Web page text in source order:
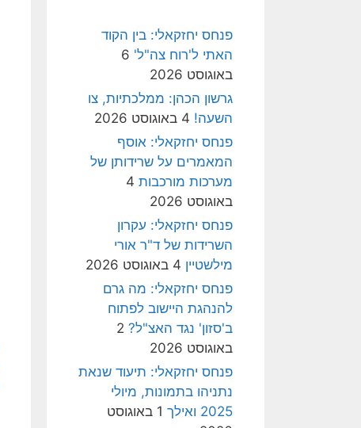
פנחס יחזקאלי: בין הקוד
האתי ל'רוח צה"ל' 6
באוגוסט 2026
גרשון הכהן: ממלכתיות, צו
השעה! 4 באוגוסט 2026
פנחס יחזקאלי: אוסף
המאמרים על שרידותן של
מערכות מורכבות 4
באוגוסט 2026
פנחס יחזקאלי: עקרון
השרידות של ד"ר אורי
מילשטיין 4 באוגוסט 2026
פנחס יחזקאלי: מה גרם
להנהגת היישוב לפתוח
ב'סזון' נגד האצ"ל? 2
באוגוסט 2026
פנחס יחזקאלי: תיעוד שנאת
נתניהו בתמונות, מיולי
2025 ואילך
1 באוגוסט